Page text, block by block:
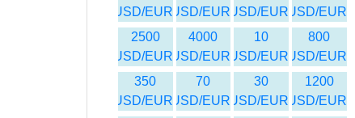
USD/EUR
USD/EUR
USD/EUR
USD/EUR
800
USD/EUR
10
USD/EUR
4000
USD/EUR
2500
USD/EUR
1200
USD/EUR
30
USD/EUR
70
USD/EUR
350
USD/EUR